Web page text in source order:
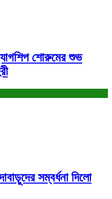
শোরুমের শুভ
সম্বর্ধনা দিলো